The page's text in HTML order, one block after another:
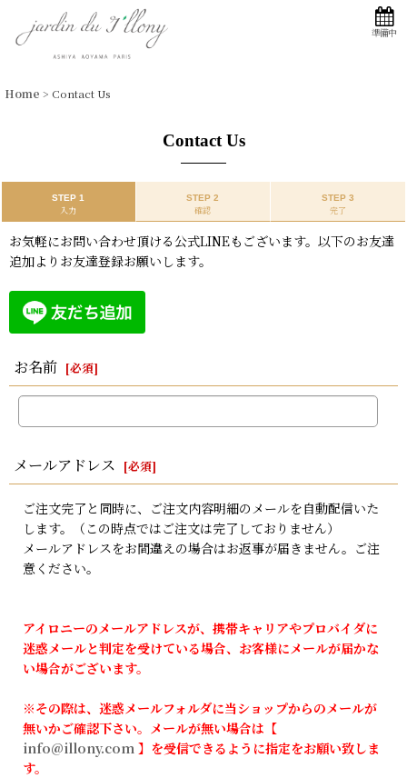
準備中
Home > Contact Us
Contact Us
STEP 1
入力
STEP 2
確認
STEP 3
完了
お気軽にお問い合わせ頂ける公式LINEもございます。以下のお友達
追加よりお友達登録お願いします。
お名前 [必須]
メールアドレス [必須]
ご注文完了と同時に、ご注文内容明細のメールを自動配信いた
します。（この時点ではご注文は完了しておりません）
メールアドレスをお間違えの場合はお返事が届きません。ご注
意ください。
アイロニーのメールアドレスが、携帯キャリアやプロバイダに
迷惑メールと判定を受けている場合、お客様にメールが届かな
い場合がございます。
※その際は、迷惑メールフォルダに当ショップからのメールが
無いかご確認下さい。メールが無い場合は【
info@illony.com 】を受信できるように指定をお願い致しま
す。